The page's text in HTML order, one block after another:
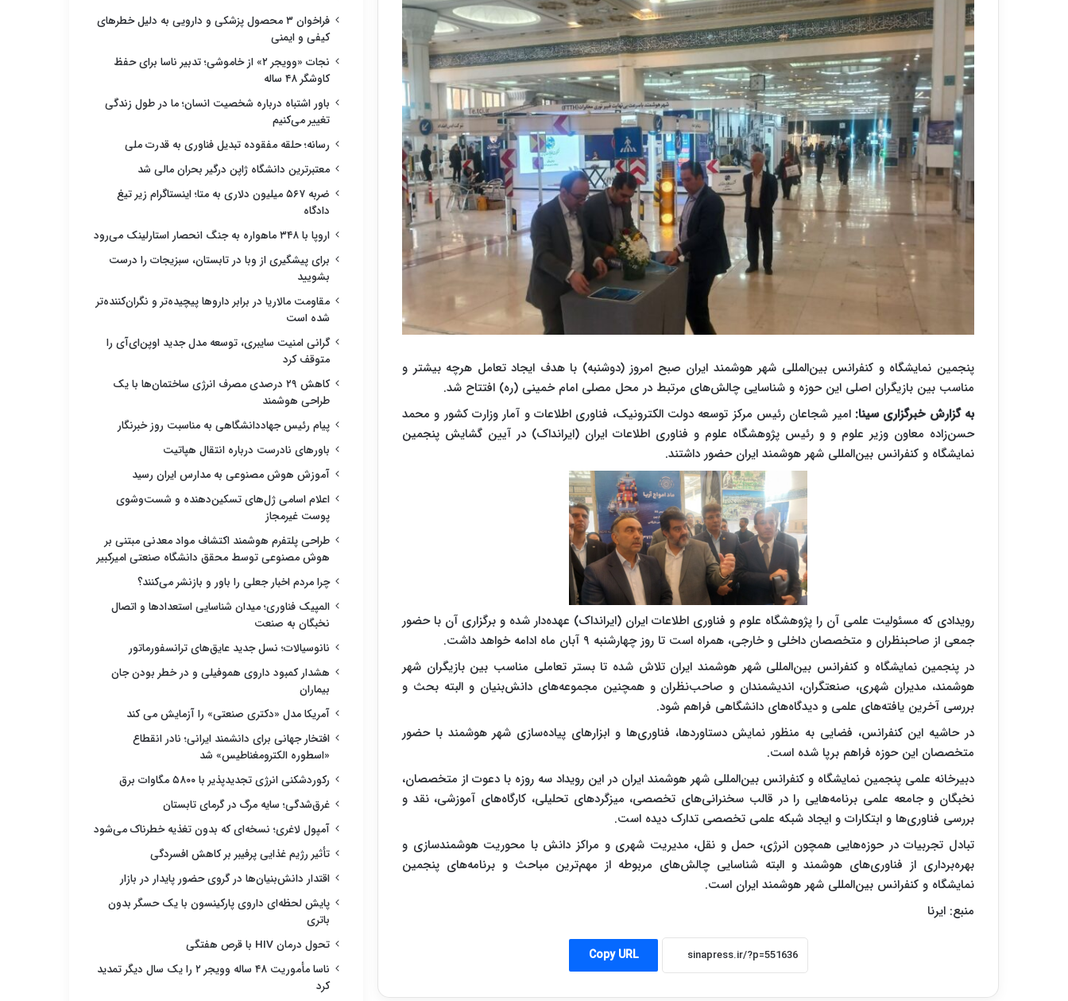
پنجمین نمایشگاه و کنفرانس بین‌المللی شهر هوشمند ایران صبح امروز (دوشنبه) با هدف ایجاد تعامل هرچه بیشتر و
مناسب بین بازیگران اصلی این حوزه و شناسایی چالش‌های مرتبط در محل مصلی امام خمینی (ره) افتتاح شد.
به گزارش خبرگزاری سینا: امیر شجاعان رئیس مرکز توسعه دولت الکترونیک، فناوری اطلاعات و آمار وزارت کشور و محمد
حسن‌زاده معاون وزیر علوم و و رئیس پژوهشگاه علوم و فناوری اطلاعات ایران (ایرانداک) در آیین گشایش پنجمین
نمایشگاه و کنفرانس بین‌المللی شهر هوشمند ایران حضور داشتند.
رویدادی که مسئولیت علمی آن را پژوهشگاه علوم و فناوری اطلاعات ایران (ایرانداک) عهده‌دار شده و برگزاری آن با حضور
جمعی از صاحبنظران و متخصصان داخلی و خارجی، همراه است تا روز چهارشنبه ۹ آبان ماه ادامه خواهد داشت.
در پنجمین نمایشگاه و کنفرانس بین‌المللی شهر هوشمند ایران تلاش شده تا بستر تعاملی مناسب بین بازیگران شهر
هوشمند، مدیران شهری، صنعتگران، اندیشمندان و صاحب‌نظران و همچنین مجموعه‌های دانش‌بنیان و البته بحث و
بررسی آخرین یافته‌های علمی و دیدگاه‌های دانشگاهی فراهم شود.
در حاشیه این کنفرانس، فضایی به منظور نمایش دستاوردها، فناوری‌ها و ابزارهای پیاده‌سازی شهر هوشمند با حضور
متخصصان این حوزه فراهم برپا شده است.
دبیرخانه علمی پنجمین نمایشگاه و کنفرانس بین‌المللی شهر هوشمند ایران در این رویداد سه روزه با دعوت از متخصصان،
نخبگان و جامعه علمی برنامه‌هایی را در قالب سخنرانی‌های تخصصی، میزگردهای تحلیلی، کارگاه‌های آموزشی، نقد و
بررسی فناوری‌ها و ابتکارات و ایجاد شبکه علمی تخصصی تدارک دیده است.
تبادل تجربیات در حوزه‌هایی همچون انرژی، حمل و نقل، مدیریت شهری و مراکز دانش با محوریت هوشمندسازی و
بهره‌برداری از فناوری‌های هوشمند و البته شناسایی چالش‌های مربوطه از مهم‌ترین مباحث و برنامه‌های پنجمین
نمایشگاه و کنفرانس بین‌المللی شهر هوشمند ایران است.
منبع: ایرنا
Copy URL
فراخوان ۳ محصول پزشکی و دارویی به دلیل خطرهای
کیفی و ایمنی
نجات «وویجر ۲» از خاموشی؛ تدبیر ناسا برای حفظ
کاوشگر ۴۸ ساله
باور اشتباه درباره شخصیت انسان؛ ما در طول زندگی
تغییر می‌کنیم
رسانه؛ حلقه مفقوده تبدیل فناوری به قدرت ملی
معتبرترین دانشگاه ژاپن درگیر بحران مالی شد
ضربه ۵۶۷ میلیون دلاری به متا؛ اینستاگرام زیر تیغ
دادگاه
اروپا با ۳۴۸ ماهواره به جنگ انحصار استارلینک می‌رود
برای پیشگیری از وبا در تابستان، سبزیجات را درست
بشویید
مقاومت مالاریا در برابر داروها پیچیده‌تر و نگران‌کننده‌تر
شده است
گرانی امنیت سایبری، توسعه مدل جدید اوپن‌ای‌آی را
متوقف کرد
کاهش ۲۹ درصدی مصرف انرژی ساختمان‌ها با یک
طراحی هوشمند
پیام رئیس جهاددانشگاهی به مناسبت روز خبرنگار
باورهای نادرست درباره انتقال هپاتیت
آموزش هوش مصنوعی به مدارس ایران رسید
اعلام اسامی ژل‌های تسکین‌دهنده و شست‌وشوی
پوست غیرمجاز
طراحی پلتفرم هوشمند اکتشاف مواد معدنی مبتنی بر
هوش مصنوعی توسط محقق دانشگاه صنعتی امیرکبیر
چرا مردم اخبار جعلی را باور و بازنشر می‌کنند؟
المپیک فناوری؛ میدان شناسایی استعدادها و اتصال
نخبگان به صنعت
نانوسیالات؛ نسل جدید عایق‌های ترانسفورماتور
هشدار کمبود داروی هموفیلی و در خطر بودن جان
بیماران
آمریکا مدل «دکتری صنعتی» را آزمایش می کند
افتخار جهانی برای دانشمند ایرانی؛ نادر انقطاع
«اسطوره الکترومغناطیس» شد
رکوردشکنی انرژی تجدیدپذیر با ۵۸۰۰ مگاوات برق
غرق‌شدگی؛ سایه مرگ در گرمای تابستان
آمپول لاغری؛ نسخه‌ای که بدون تغذیه خطرناک می‌شود
تأثیر رژیم غذایی پرفیبر بر کاهش افسردگی
اقتدار دانش‌بنیان‌ها در گروی حضور پایدار در بازار
پایش لحظه‌ای داروی پارکینسون با یک حسگر بدون
باتری
تحول درمان HIV با قرص هفتگی
ناسا مأموریت ۴۸ ساله وویجر ۲ را یک سال دیگر تمدید
کرد